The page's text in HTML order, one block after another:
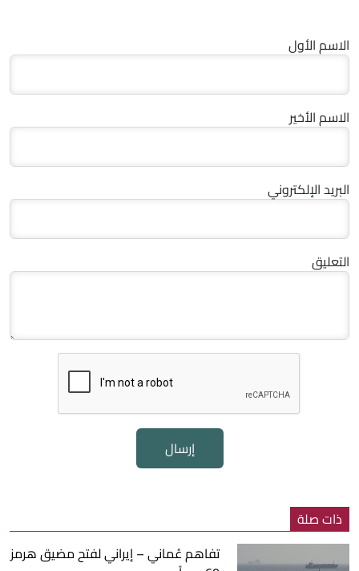
الاسم الأول
الاسم الأخير
البريد الإلكتروني
التعليق
إرسال
ذات صلة
تفاهم عُماني – إيراني لفتح مضيق هرمز